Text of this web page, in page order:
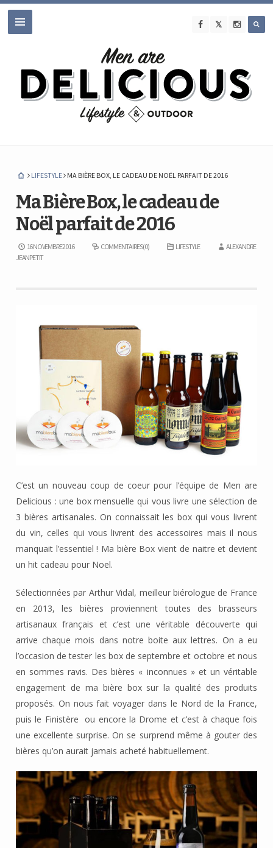
LIFESTYLE MA BIÈRE BOX, LE CADEAU DE NOËL PARFAIT DE 2016
Ma Bière Box, le cadeau de
Noël parfait de 2016
16 NOVEMBRE 2016 COMMENTAIRES (0) LIFESTYLE
ALEXANDRE
JEANPETIT
C’est un nouveau coup de coeur pour l’équipe de Men are
Delicious : une box mensuelle qui vous livre une sélection de
3 bières artisanales. On connaissait les box qui vous livrent
du vin, celles qui vous livrent des accessoires mais il nous
manquait l’essentiel ! Ma bière Box vient de naitre et devient
un hit cadeau pour Noel.
Sélectionnées par Arthur Vidal, meilleur biérologue de France
en 2013, les bières proviennent toutes des brasseurs
artisanaux français et c’est une véritable découverte qui
arrive chaque mois dans notre boite aux lettres. On a eu
l’occasion de tester les box de septembre et octobre et nous
en sommes ravis. Des bières « inconnues » et un véritable
engagement de ma bière box sur la qualité des produits
proposés. On nous fait voyager dans le Nord de la France,
puis le Finistère ou encore la Drome et c’est à chaque fois
une excellente surprise. On se surprend même à gouter des
bières qu’on aurait jamais acheté habituellement.